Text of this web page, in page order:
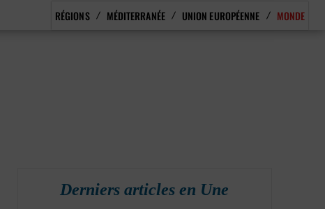
RÉGIONS MÉDITERRANÉE UNION EUROPÉENNE MONDE
Derniers articles en Une